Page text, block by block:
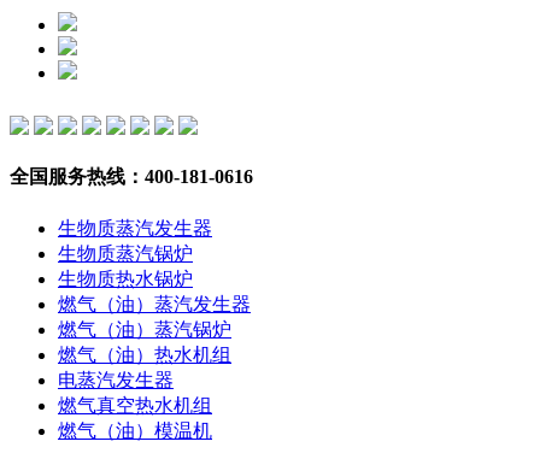
全国服务热线：400-181-0616
生物质蒸汽发生器
生物质蒸汽锅炉
生物质热水锅炉
燃气（油）蒸汽发生器
燃气（油）蒸汽锅炉
燃气（油）热水机组
电蒸汽发生器
燃气真空热水机组
燃气（油）模温机